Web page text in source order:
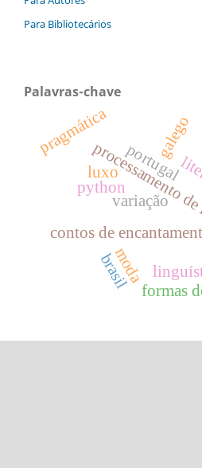
Para Bibliotecários
Palavras-chave
contos de
python
portugal
moda
luxo
galego
formas
variação
brasil
pragmática